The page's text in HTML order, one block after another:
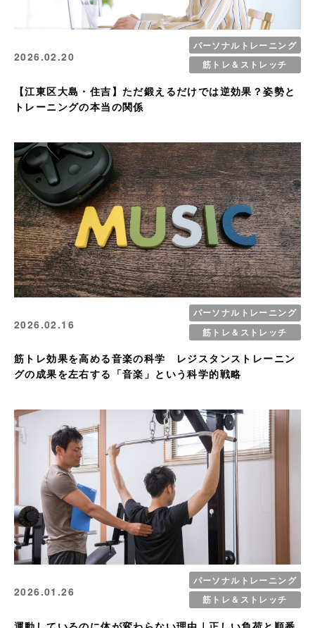
2026.02.20
パーソナルトレーニング
筋トレ＆ストレッチ
【江東区大島・住吉】ただ鍛えるだけでは逆効果？姿勢と
トレーニングの本当の関係
2026.02.16
パーソナルトレーニング
筋トレ＆ストレッチ
筋トレ効果を高める音楽の科学 レジスタンストレーニン
グの成果を左右する「音楽」という科学的戦略
2026.01.26
パーソナルトレーニング
筋トレ＆ストレッチ